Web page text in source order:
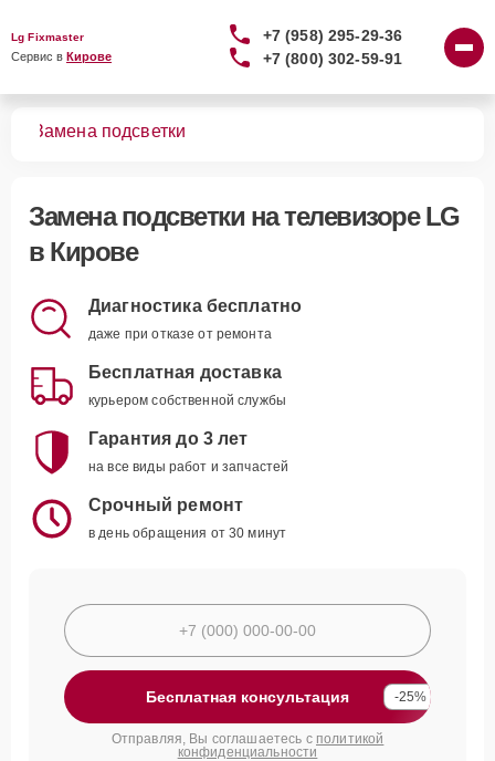
Lg Fixmaster
Сервис в Кирове
+7 (958) 295-29-36
+7 (800) 302-59-91
Замена подсветки
Замена подсветки на телевизоре LG
в Кирове
Диагностика бесплатно
даже при отказе от ремонта
Бесплатная доставка
курьером собственной службы
Гарантия до 3 лет
на все виды работ и запчастей
Срочный ремонт
в день обращения от 30 минут
Бесплатная консультация -25%
Отправляя, Вы соглашаетесь с политикой
конфиденциальности